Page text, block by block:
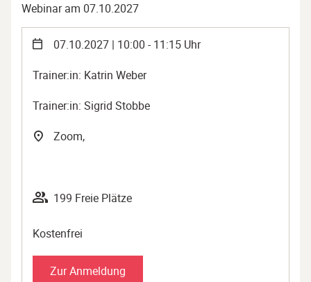
Webinar am 07.10.2027
07.10.2027 | 10:00 - 11:15 Uhr
Trainer:in: Katrin Weber
Trainer:in: Sigrid Stobbe
Zoom,
199 Freie Plätze
Kostenfrei
Zur Anmeldung